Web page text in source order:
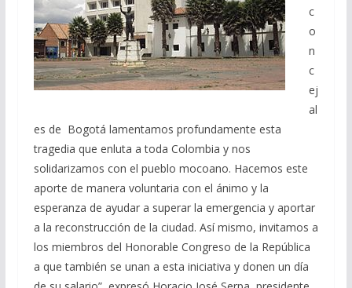
c
o
n
c
ej
al
es de Bogotá lamentamos profundamente esta
tragedia que enluta a toda Colombia y nos
solidarizamos con el pueblo mocoano. Hacemos este
aporte de manera voluntaria con el ánimo y la
esperanza de ayudar a superar la emergencia y aportar
a la reconstrucción de la ciudad. Así mismo, invitamos a
los miembros del Honorable Congreso de la República
a que también se unan a esta iniciativa y donen un día